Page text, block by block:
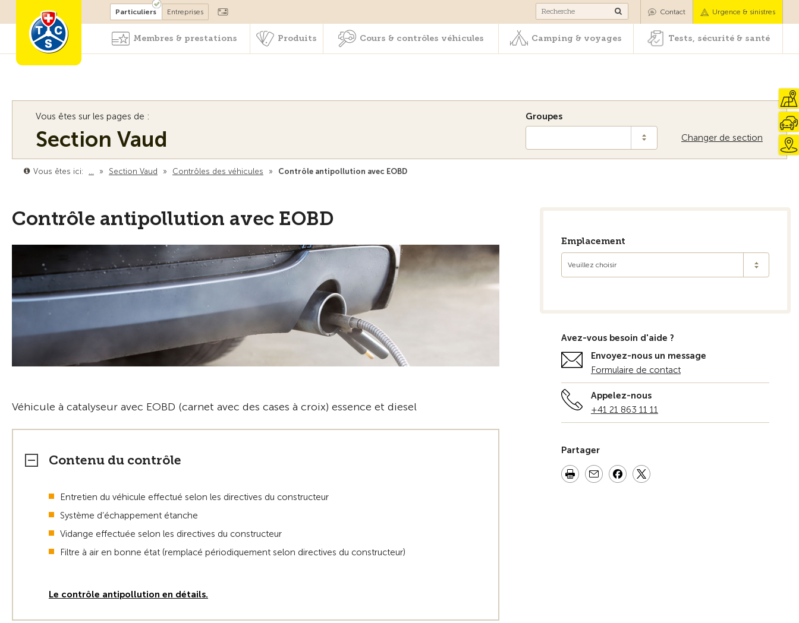
Devenir membre Camping & voyages Tests, sécurité & santé
Particuliers Entreprises Contact Urgence & sinistres
Membres & prestations Produits Cours & contrôles véhicules Camping & voyages Tests, sécurité & santé
Vous êtes sur les pages de :
Section Vaud Changer de section
Groupes
Vous êtes ici: … » Section Vaud » Contrôles des véhicules » Contrôle antipollution avec EOBD
Contrôle antipollution avec EOBD
Véhicule à catalyseur avec EOBD (carnet avec des cases à croix) essence et diesel
Contenu du contrôle
Entretien du véhicule effectué selon les directives du constructeur
Système d’échappement étanche
Vidange effectuée selon les directives du constructeur
Filtre à air en bonne état (remplacé périodiquement selon directives du constructeur)
Le contrôle antipollution en détails.
Emplacement
Veuillez choisir
Avez-vous besoin d'aide ?
Envoyez-nous un message
Formulaire de contact
Appelez-nous
+41 21 863 11 11
Partager